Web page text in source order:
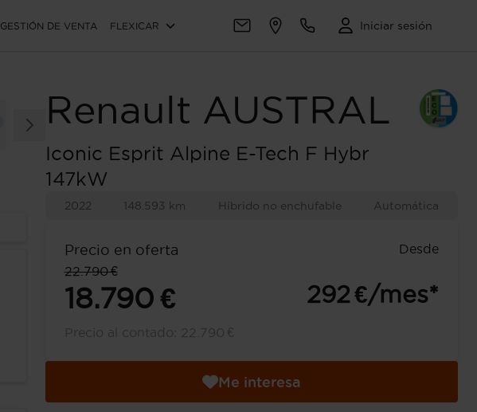
GESTIÓN DE VENTA FLEXICAR Iniciar sesión
Renault AUSTRAL
Iconic Esprit Alpine E-Tech F Hybr
147kW
2022 148.593 km Híbrido no enchufable Automática
Precio en oferta
Desde
22.790 €
18.790 € 292 €/mes*
Precio al contado: 22.790 €
Me interesa